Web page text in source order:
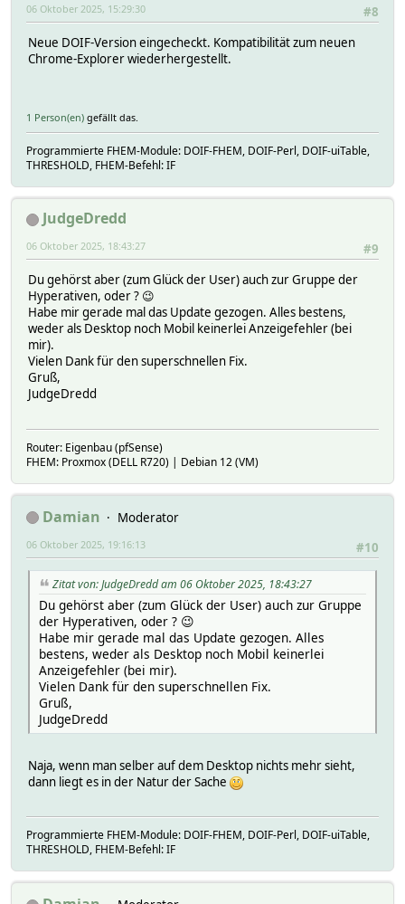
#8
06 Oktober 2025, 15:29:30
Neue DOIF-Version eingecheckt. Kompatibilität zum neuen
Chrome-Explorer wiederhergestellt.
1 Person(en) gefällt das.
Programmierte FHEM-Module: DOIF-FHEM, DOIF-Perl, DOIF-uiTable,
THRESHOLD, FHEM-Befehl: IF
JudgeDredd
#9
06 Oktober 2025, 18:43:27
Du gehörst aber (zum Glück der User) auch zur Gruppe der
Hyperativen, oder ? 😉
Habe mir gerade mal das Update gezogen. Alles bestens,
weder als Desktop noch Mobil keinerlei Anzeigefehler (bei
mir).
Vielen Dank für den superschnellen Fix.
Gruß,
JudgeDredd
Router: Eigenbau (pfSense)
FHEM: Proxmox (DELL R720) | Debian 12 (VM)
Damian
Moderator
#10
06 Oktober 2025, 19:16:13
Zitat von: JudgeDredd am 06 Oktober 2025, 18:43:27
Du gehörst aber (zum Glück der User) auch zur Gruppe
der Hyperativen, oder ? 😉
Habe mir gerade mal das Update gezogen. Alles
bestens, weder als Desktop noch Mobil keinerlei
Anzeigefehler (bei mir).
Vielen Dank für den superschnellen Fix.
Gruß,
JudgeDredd
Naja, wenn man selber auf dem Desktop nichts mehr sieht,
dann liegt es in der Natur der Sache
Programmierte FHEM-Module: DOIF-FHEM, DOIF-Perl, DOIF-uiTable,
THRESHOLD, FHEM-Befehl: IF